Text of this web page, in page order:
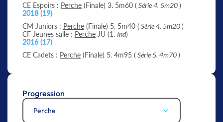
CE Espoirs : Perche (Finale) 3. 5m60 ( Série 4. 5m20)
2018 (19)
CM Juniors : Perche (Finale) 5. 5m40 ( Série 4. 5m20)
CF Jeunes salle : Perche JU (1. Ind)
2016 (17)
CE Cadets : Perche (Finale) 5. 4m95 ( Série 5. 4m70)
Progression
Perche